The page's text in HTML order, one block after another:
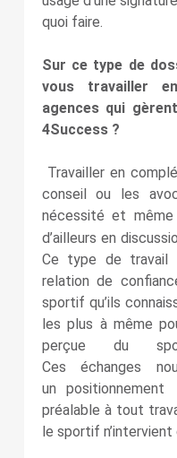
quoi faire.
Sur ce type de
vous travailler
agences qui
4Success ?
Travailler en
conseil ou les
nécessité et
d’ailleurs en
Ce type de travail
relation de
sportif qu’ils
les plus à même
perçue du
Ces échanges
un
préalable à tout
le sportif